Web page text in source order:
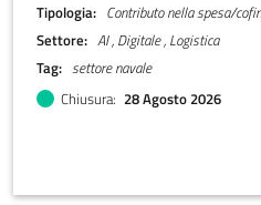
percorso diretto che può arrivare
investimento in equity da parte di
Ventures. L'obiettivo è costruire la
italiana del settore marittimo.
Tipologia
Contributo nella spesa/
Settore
AI , Digitale , Logistica
Tag
settore navale
Chiusura 28 Agosto 2026